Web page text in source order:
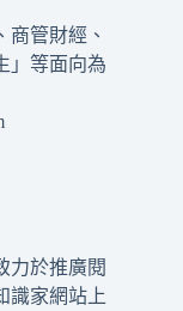
管財經、
」等面向為
力於推廣閱
識家網站上